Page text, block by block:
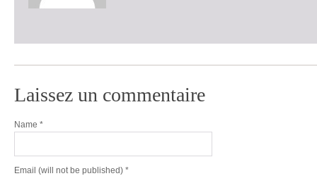
Laissez un commentaire
Name *
Email (will not be published) *